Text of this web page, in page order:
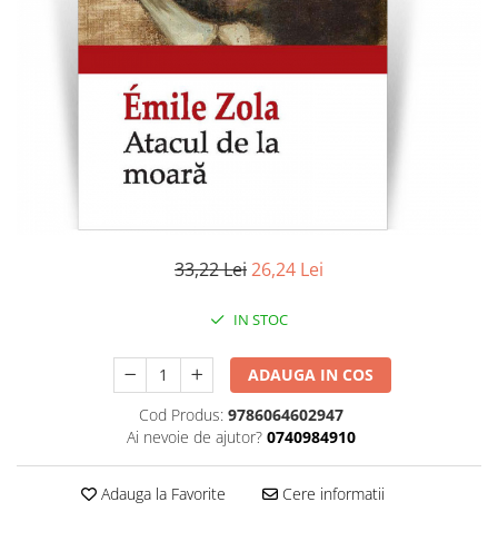
Literatura
Contemporana
Publicistica / Reportaje / Interviuri
Sociologie si filozofie
33,22 Lei26,24 Lei
IN STOC
ADAUGA IN COS
Cod Produs: 9786064602947
Ai nevoie de ajutor? 0740984910
Adauga la Favorite Cere informatii